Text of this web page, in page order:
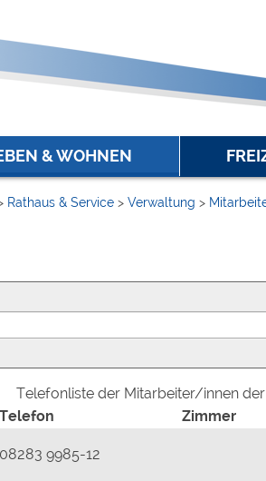
& WOHNEN
Rathaus & Service > Verwaltung >
Telefonliste der Mitarbeiter/innen
Telefon Zimmer
08283 9985-12